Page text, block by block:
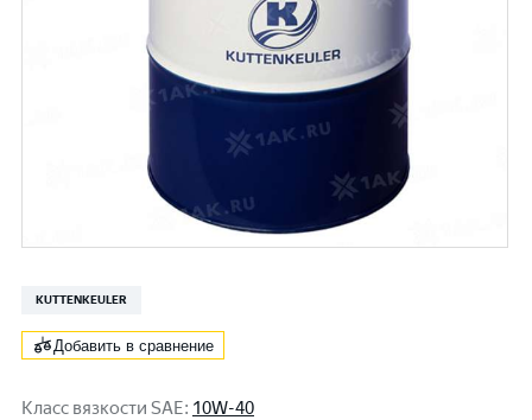
KUTTENKEULER
Добавить в сравнение
Класс вязкости SAE: 10W-40